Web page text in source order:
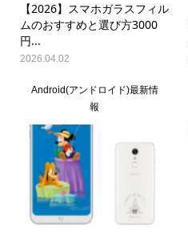
【2026】スマホガラスフィル
ムのおすすめと選び方3000
円...
2026.04.02
Android(アンドロイド)最新情
報